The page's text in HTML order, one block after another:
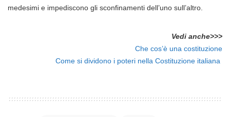
medesimi e impediscono gli sconfinamenti dell’uno sull’altro.
Vedi anche>>>
Che cos’è una costituzione
Come si dividono i poteri nella Costituzione italiana